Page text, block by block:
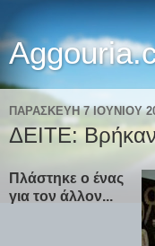
ΠΑΡΑΣΚΕΥΉ 7 ΙΟΥΝΊΟΥ
ΔΕΙΤΕ:
Πλάστηκε ο ένας
για τον άλλον...